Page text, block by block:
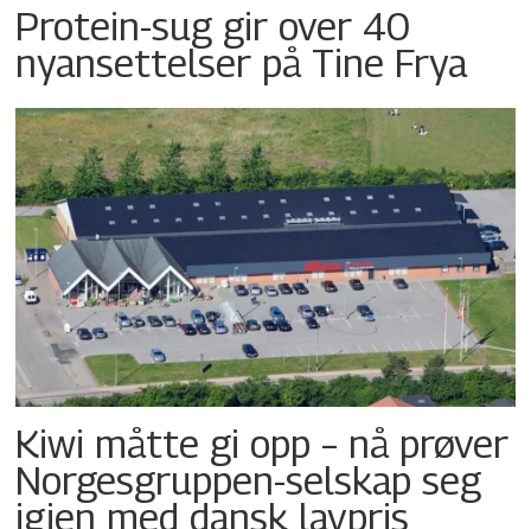
Protein-sug gir over 40
nyansettelser på Tine Frya
Kiwi måtte gi opp – nå prøver
Norgesgruppen-selskap seg
igjen med dansk lavpris